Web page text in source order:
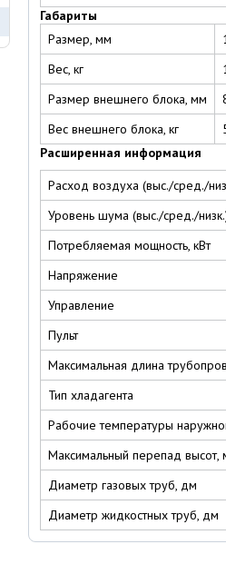
Габариты
Размер, мм
Вес, кг
Размер внешнего блока, мм
Вес внешнего блока, кг
Расширенная информация
Расход воздуха (выс./сред./
Уровень шума (выс./сред./
Потребляемая мощность, кВт
Напряжение
Управление
Пульт
Максимальная длина
Тип хладагента
Рабочие температуры
Максимальный перепад высот,
Диаметр газовых труб, дм
Диаметр жидкостных труб, дм